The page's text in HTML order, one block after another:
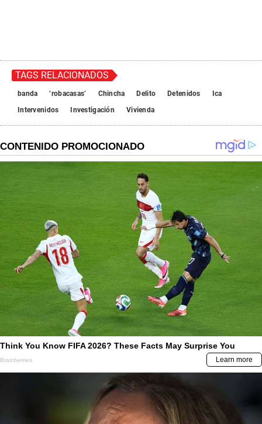
TAGS RELACIONADOS
banda ‘robacasas’ Chincha Delito Detenidos
Ica
Intervenidos
Investigación Vivienda